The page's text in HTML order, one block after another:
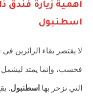
أهمية زيارة فندق
اسطنبول
لا يقتصر بقاء الزائرين
فحسب، وإنما يمتد
التي تزخر بها اسطنبول.